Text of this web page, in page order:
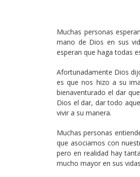
Muchas personas
mano de Dios en sus
esperan que haga todas
Afortunadamente Dios
es que nos hizo a su
bienaventurado el dar
Dios el dar, dar todo
vivir a su manera.
Muchas personas
que asociamos con
pero en realidad hay
mucho mayor en sus